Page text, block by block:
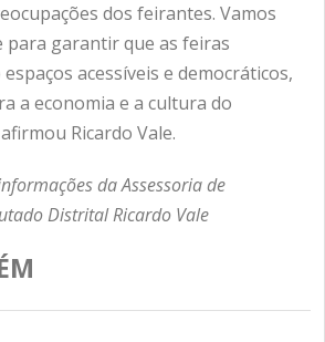
dos feirantes. Vamos
garantir que as feiras
acessíveis e democráticos,
a economia e a cultura do
Ricardo Vale.
da Assessoria de
Distrital Ricardo Vale